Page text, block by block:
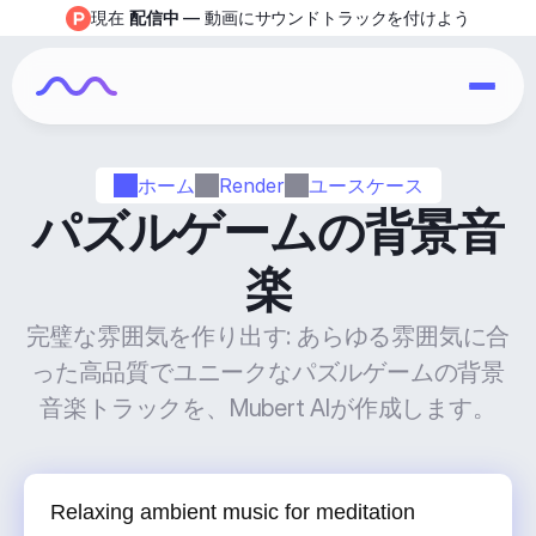
ホーム Render ユースケース
パズルゲームの背景音
楽
完璧な雰囲気を作り出す: あらゆる雰囲気に合
った高品質でユニークなパズルゲームの背景
音楽トラックを、Mubert AIが作成します。
現在 配信中 — 動画にサウンドトラックを付けよう